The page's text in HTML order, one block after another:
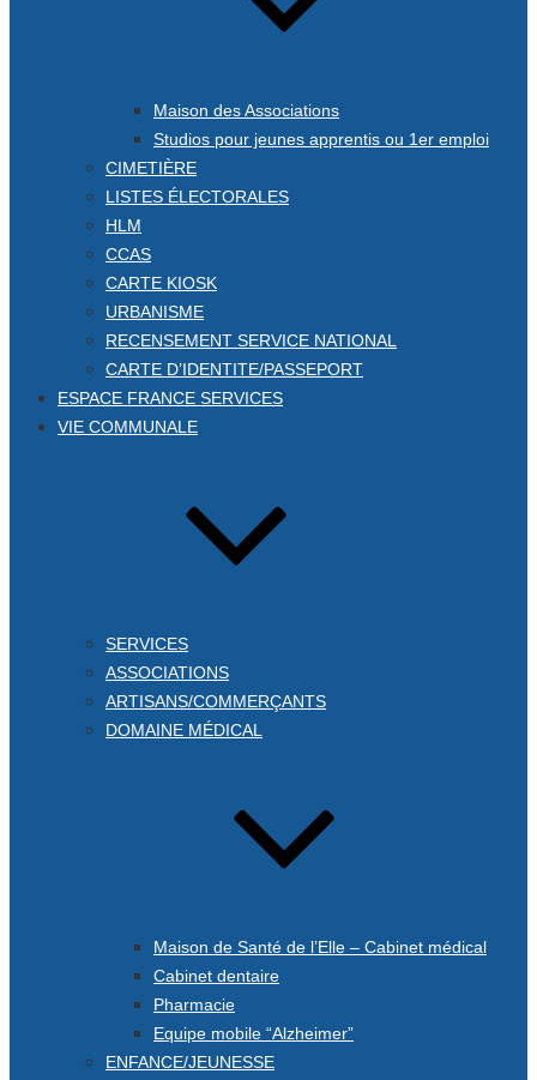
Maison des Associations
Studios pour jeunes apprentis ou 1er emploi
CIMETIÈRE
LISTES ÉLECTORALES
HLM
CCAS
CARTE KIOSK
URBANISME
RECENSEMENT SERVICE NATIONAL
CARTE D’IDENTITE/PASSEPORT
ESPACE FRANCE SERVICES
VIE COMMUNALE
SERVICES
ASSOCIATIONS
ARTISANS/COMMERÇANTS
DOMAINE MÉDICAL
Maison de Santé de l’Elle – Cabinet médical
Cabinet dentaire
Pharmacie
Equipe mobile “Alzheimer”
ENFANCE/JEUNESSE